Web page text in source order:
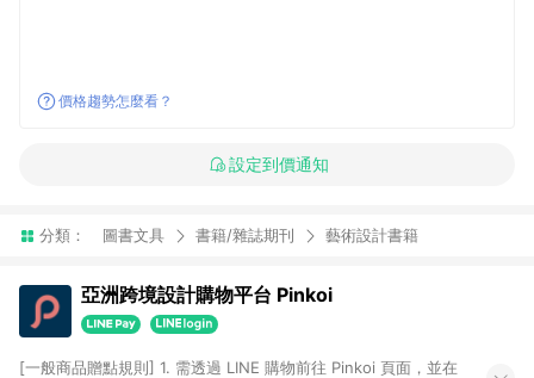
價格趨勢怎麼看？
設定到價通知
分類： 圖書文具 書籍/雜誌期刊 藝術設計書籍
亞洲跨境設計購物平台 Pinkoi
[一般商品贈點規則] 1. 需透過 LINE 購物前往 Pinkoi 頁面，並在